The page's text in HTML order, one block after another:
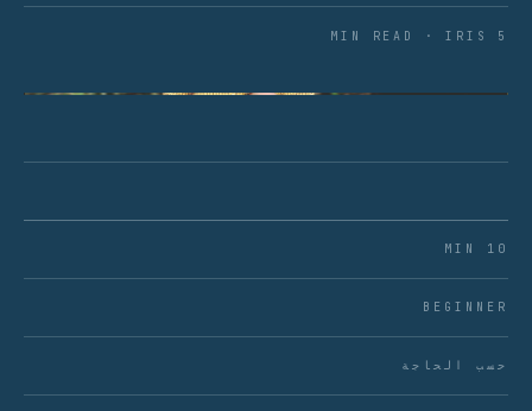
5 MIN READ · IRIS
10 MIN
BEGINNER
حسب الحاجة